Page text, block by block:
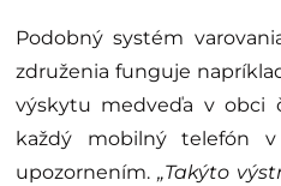
Podobný systém
združenia funguje
výskytu medveďa v obci
každý mobilný telefón
upozornením.„Takýto